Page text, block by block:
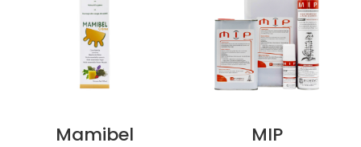
Mamibel MIP